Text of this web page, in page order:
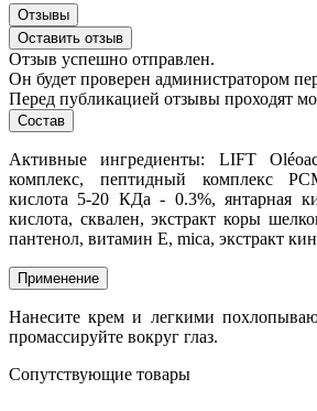
Отзывы
Оставить отзыв
Отзыв успешно отправлен.
Он будет проверен администратором
Перед публикацией отзывы проходят
Состав
Активные ингредиенты: LIFT
комплекс, пептидный комплекс
кислота 5-20 КДа - 0.3%, янтарная
кислота, сквален, экстракт коры
пантенол, витамин Е, mica, экстракт
Применение
Нанесите крем и легкими
промассируйте вокруг глаз.
Сопутствующие товары